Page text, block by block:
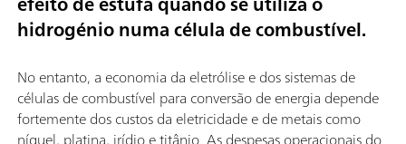
hidrogénio numa célula de combustível.
No entanto, a economia da eletrólise e dos sistemas de
células de combustível para conversão de energia depende
fortemente dos custos da eletricidade e de metais como